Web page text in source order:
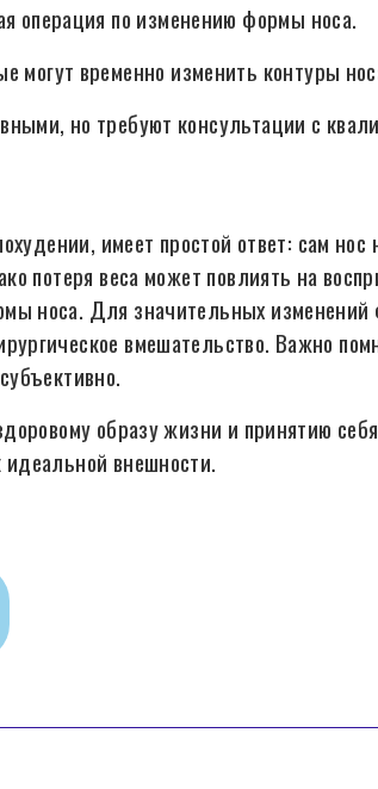
операция по изменению формы носа.
могут временно изменить контуры
но требуют консультации с
имеет простой ответ: сам нос
потеря веса может повлиять на
носа. Для значительных
вмешательство. Важно
образу жизни и принятию
внешности.